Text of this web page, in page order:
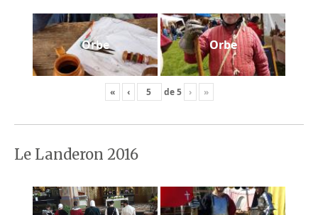
Orbe Orbe
« ‹ de5 › »
Le Landeron 2016